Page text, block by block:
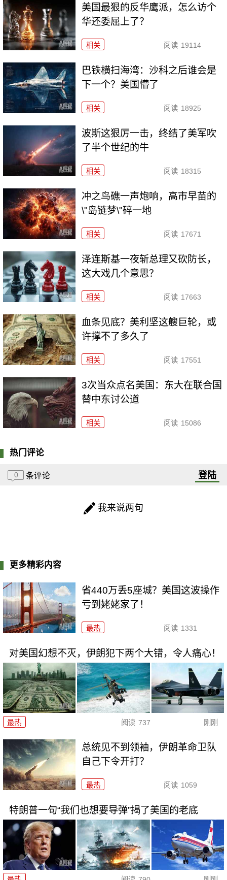
美国最狠的反华鹰派，怎么访个
华还委屈上了？
相关 阅读 19114
巴铁横扫海湾：沙科之后谁会是
下一个？美国懵了
相关 阅读 18925
波斯这狠厉一击，终结了美军吹
了半个世纪的牛
相关 阅读 18315
冲之鸟礁一声炮响，高市早苗的
\"岛链梦\"碎一地
相关 阅读 17671
泽连斯基一夜斩总理又砍防长，
这大戏几个意思？
相关 阅读 17663
血条见底？美利坚这艘巨轮，或
许撑不了多久了
相关 阅读 17551
3次当众点名美国：东大在联合国
替中东讨公道
相关 阅读 15086
热门评论
0 条评论 登陆
我来说两句
更多精彩内容
省440万丢5座城？美国这波操作
亏到姥姥家了！
最热 阅读 1331
对美国幻想不灭，伊朗犯下两个大错，令人痛心！
最热 阅读 737 刚刚
总统见不到领袖，伊朗革命卫队
自己下令开打？
最热 阅读 1059
特朗普一句“我们也想要导弹”揭了美国的老底